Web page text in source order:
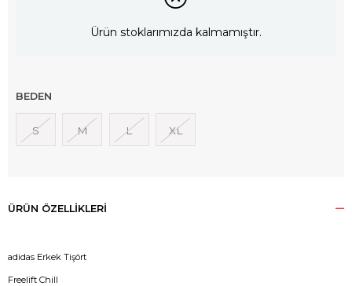
Ürün stoklarımızda kalmamıştır.
BEDEN
S M L XL
ÜRÜN ÖZELLIKLERI
adidas Erkek Tişört
Freelift Chill